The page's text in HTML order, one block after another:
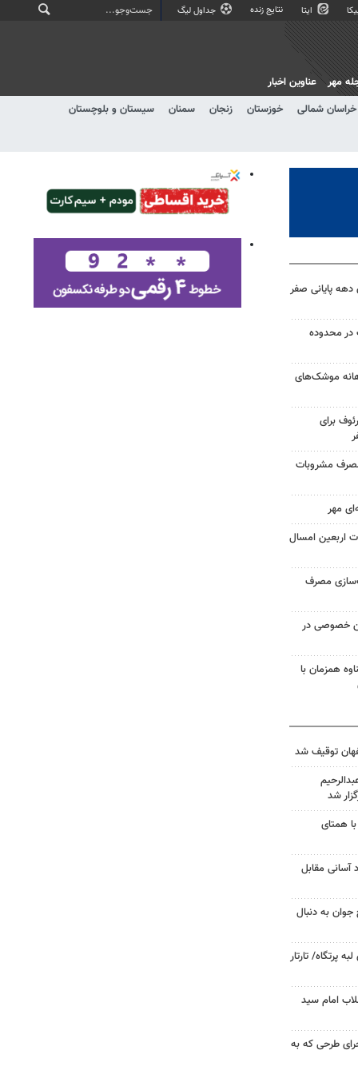
ایتا نتایج زنده جداول لیگ
خراسان شمالی خوزستان زنجان سمنان
سیستان و بلوچستان
مهر عناوین اخبار
دهه پایانی صفر
محدوده
موشک‌های
برای
اثر مصرف مشروبات
مهر
اربعین امسال
مصرف
خصوصی در
همزمان با
شد
همتای
آسانی مقابل
به دنبال
پرتگاه/ تارتار
امام سید
طرحی که به